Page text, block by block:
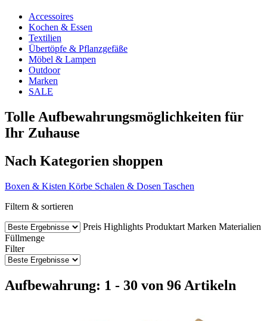
Accessoires
Kochen & Essen
Textilien
Übertöpfe & Pflanzgefäße
Möbel & Lampen
Outdoor
Marken
SALE
Tolle Aufbewahrungsmöglichkeiten für
Ihr Zuhause
Nach Kategorien shoppen
Boxen & Kisten Körbe Schalen & Dosen Taschen
Filtern & sortieren
Preis Highlights Produktart Marken Materialien
Füllmenge
Filter
Aufbewahrung: 1 - 30 von 96 Artikeln